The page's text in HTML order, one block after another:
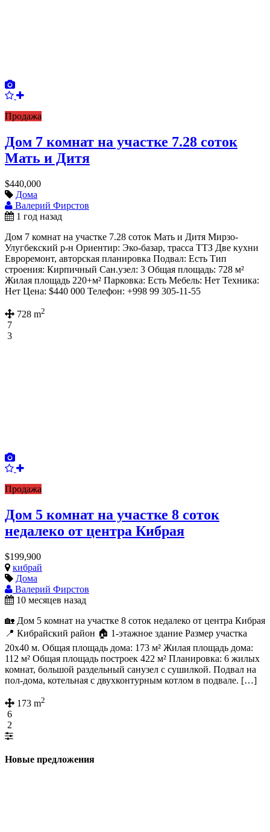
Продажа
Дом 7 комнат на участке 7.28 соток
Мать и Дитя
$440,000
Дома
Валерий Фирстов
1 год назад
Дом 7 комнат на участке 7.28 соток Мать и Дитя Мирзо-
Улугбекский р-н Ориентир: Эко-базар, трасса ТТЗ Две кухни
Евроремонт, авторская планировка Подвал: Есть Тип
строения: Кирпичный Сан.узел: 3 Общая площадь: 728 м²
Жилая площадь 220+м² Парковка: Есть Мебель: Нет Техника:
Нет Цена: $440 000 Телефон: +998 99 305-11-55
728 m2
7
3
Продажа
Дом 5 комнат на участке 8 соток
недалеко от центра Кибрая
$199,900
кибрай
Дома
Валерий Фирстов
10 месяцев назад
🏡 Дом 5 комнат на участке 8 соток недалеко от центра Кибрая
📍 Кибрайский район 🏠 1-этажное здание Размер участка
20х40 м. Общая площадь дома: 173 м² Жилая площадь дома:
112 м² Общая площадь построек 422 м² Планировка: 6 жилых
комнат, большой раздельный санузел с сушилкой. Подвал на
пол-дома, котельная с двухконтурным котлом в подвале. […]
173 m2
6
2
Новые предложения